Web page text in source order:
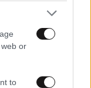
or
to